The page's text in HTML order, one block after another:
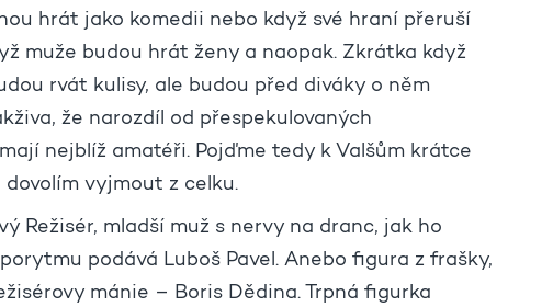
hrát jako komedii nebo když své hraní přeruší
muže budou hrát ženy a naopak. Zkrátka když
rvát kulisy, ale budou před diváky o něm
že narozdíl od přespekulovaných
nejblíž amatéři. Pojďme tedy k Valšům krátce
vyjmout z celku.
Režisér, mladší muž s nervy na dranc, jak ho
podává Luboš Pavel. Anebo figura z frašky,
mánie – Boris Dědina. Trpná figurka